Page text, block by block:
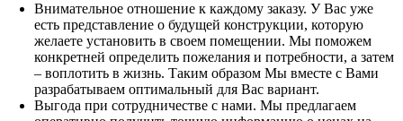
Внимательное отношение к каждому заказу. У Вас уже
есть представление о будущей конструкции, которую
желаете установить в своем помещении. Мы поможем
конкретней определить пожелания и потребности, а затем
– воплотить в жизнь. Таким образом Мы вместе с Вами
разрабатываем оптимальный для Вас вариант.
Выгода при сотрудничестве с нами. Мы предлагаем